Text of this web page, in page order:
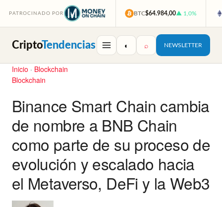
PATROCINADO POR BTC$64.984,00▲ 1,0%
CriptoTendencias ◐ ⌕ NEWSLETTER
Inicio · Blockchain
Blockchain
Binance Smart Chain cambia
de nombre a BNB Chain
como parte de su proceso de
evolución y escalado hacia
el Metaverso, DeFi y la Web3